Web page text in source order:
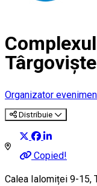
Târgoviște
Organizator
Distribuie
Copied!
Calea Ialomiței 9-15,